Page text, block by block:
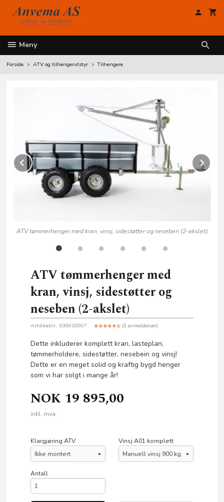
innholdet
Meny
Forside ATV og tilhengerutstyr Tilhengere
ATV tømmerhenger med kran, vinsj, sidestøtter og neseben (2-akslet)
Prev
ATV tømmerhenger med
kran, vinsj, sidestøtter og
neseben (2-akslet)
Artikkelnr.: 030010007 (3 anmeldelser)
Dette inkluderer komplett kran, lasteplan,
tømmerholdere, sidestøtter, nesebein og vinsj!
Dette er en meget solid og kraftig bygd henger
som vi har solgt i mange år!
NOK 19 895,00
inkl. mva.
Klargjøring ATV Vinsj A01 komplett
Antall